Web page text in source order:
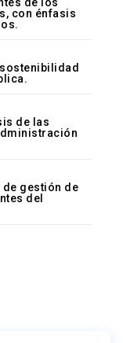
de los
con énfasis
de las
gestión de
del